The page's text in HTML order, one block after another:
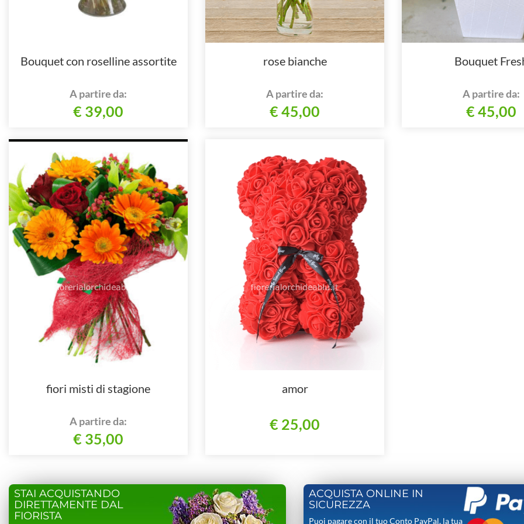
Bouquet con roselline assortite
A partire da:
€ 39,00
rose bianche
A partire da:
€ 45,00
Bouquet
A partire da:
€ 45,00
fiori misti di stagione
A partire da:
€ 35,00
amor
€ 25,00
STAI ACQUISTANDO
DIRETTAMENTE DAL
FIORISTA
ACQUISTA ONLINE IN
SICUREZZA
Puoi pagare con il tuo Conto PayPal, la tua